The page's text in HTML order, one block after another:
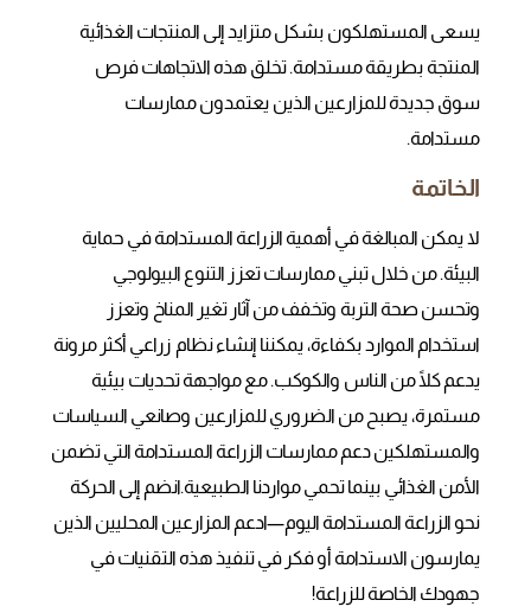
يسعى المستهلكون بشكل متزايد إلى المنتجات الغذائية
المنتجة بطريقة مستدامة. تخلق هذه الاتجاهات فرص
سوق جديدة للمزارعين الذين يعتمدون ممارسات
مستدامة.
الخاتمة
لا يمكن المبالغة في أهمية الزراعة المستدامة في حماية
البيئة. من خلال تبني ممارسات تعزز التنوع البيولوجي
وتحسن صحة التربة وتخفف من آثار تغير المناخ وتعزز
استخدام الموارد بكفاءة، يمكننا إنشاء نظام زراعي أكثر مرونة
يدعم كلًا من الناس والكوكب. مع مواجهة تحديات بيئية
مستمرة، يصبح من الضروري للمزارعين وصانعي السياسات
والمستهلكين دعم ممارسات الزراعة المستدامة التي تضمن
الأمن الغذائي بينما تحمي مواردنا الطبيعية.انضم إلى الحركة
نحو الزراعة المستدامة اليوم—ادعم المزارعين المحليين الذين
يمارسون الاستدامة أو فكر في تنفيذ هذه التقنيات في
جهودك الخاصة للزراعة!